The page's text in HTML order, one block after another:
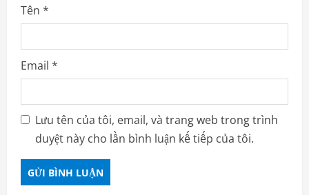
Tên *
Email *
Lưu tên của tôi, email, và trang web trong trình
duyệt này cho lần bình luận kế tiếp của tôi.